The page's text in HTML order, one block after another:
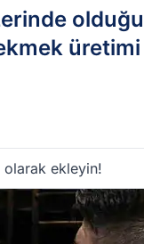
üretimi
olarak ekleyin!